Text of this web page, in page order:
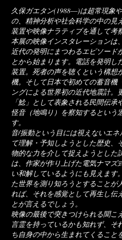
久保ガエタン(1988―)は超常現象
の、精神分析や社会科学の中の見
装置や映像ナラティブを通して考
本展の映像インスタレーションは
近代の発明にまつわるエピソード
とから始まります。電話を発明し
装置。死者の声を聴くという構想
機。そして日本で初めての蓄音機
ングによる世界初の近代地震計。
「鯰」として表象される民間伝
怪音（地鳴り）を察知するという
す。
音/振動という目には視えないエ
て理解・予知しようとした歴史、
物的な力を介して捉えようとした
は、作家が作り上げた電気ナマズ
い和解しているようにも見えます
た世界を測り知ろうとすることが
れば、それを感覚として再生し伝
とが言えるでしょう。
映像の最後で突きつけられる聞こ
言霊を持っているかも知れず、そ
ち自身の中から生まれてくること